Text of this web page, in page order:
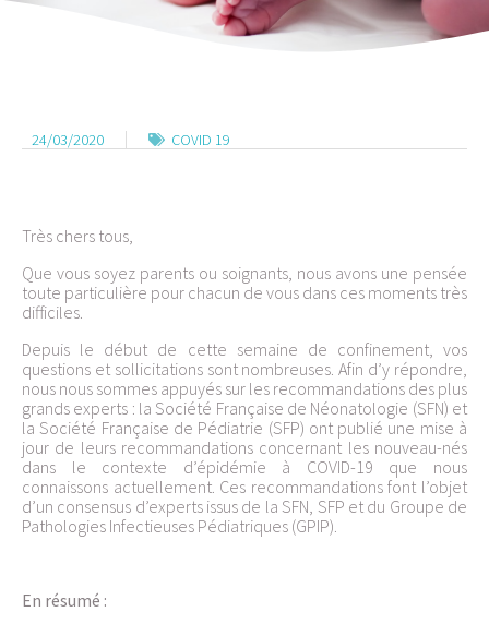
24/03/2020 COVID 19
Très chers tous,
Que vous soyez parents ou soignants, nous avons une pensée
toute particulière pour chacun de vous dans ces moments très
difficiles.
Depuis le début de cette semaine de confinement, vos
questions et sollicitations sont nombreuses. Afin d’y répondre,
nous nous sommes appuyés sur les recommandations des plus
grands experts : la Société Française de Néonatologie (SFN) et
la Société Française de Pédiatrie (SFP) ont publié une mise à
jour de leurs recommandations concernant les nouveau-nés
dans le contexte d’épidémie à COVID-19 que nous
connaissons actuellement. Ces recommandations font l’objet
d’un consensus d’experts issus de la SFN, SFP et du Groupe de
Pathologies Infectieuses Pédiatriques (GPIP).
En résumé :